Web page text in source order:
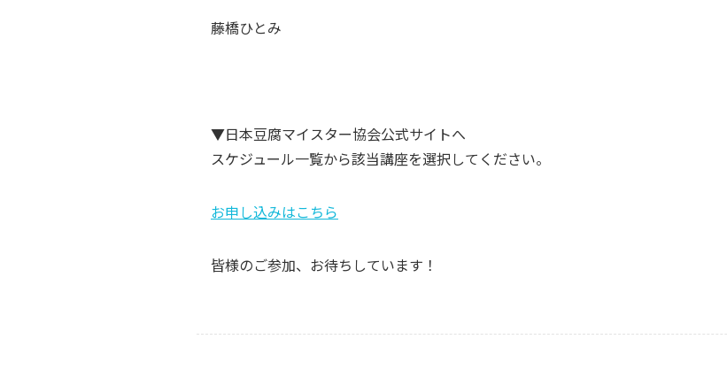
藤橋ひとみ
▼日本豆腐マイスター協会公式サイトへ
スケジュール一覧から該当講座を選択してください。
お申し込みはこちら
皆様のご参加、お待ちしています！